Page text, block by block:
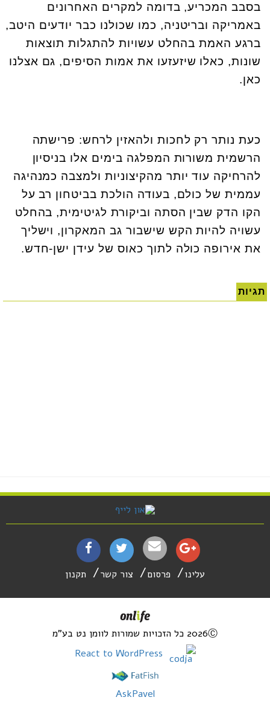
בסבב המכריע, בדומה למקרים האחרונים
באמריקה ובריטניה, כמו שכולנו כבר יודעים היטב,
ברגע האמת בהחלט עשויות להתגלות תוצאות
שונות, כאלו שיזעזעו את אמות הסיפים, גם אצלנו
כאן.
כעת נותר רק לחכות ולהאזין לרחש: פרישתה
הרשמית משורות המפלגה בימים אלו בניסיון
להרחיקה עוד יותר מהקיצוניות ולמצבה כמנהיגה
עממית של כולם, בעודה הולכת בביטחון רב על
הקו הדק שבין הסתה וביקורת לגיטימית, בהחלט
עשויה להיות הקש שישבור גב המאקרון, וישליך
את אירופה כולה לתוך כאוס של עידן ישן-חדש.
תגיות
עלינו פרסום צור קשר תקנון
2026Ⓒ כל הזכויות שמורות לוומן נט בע"מ
AskPavel